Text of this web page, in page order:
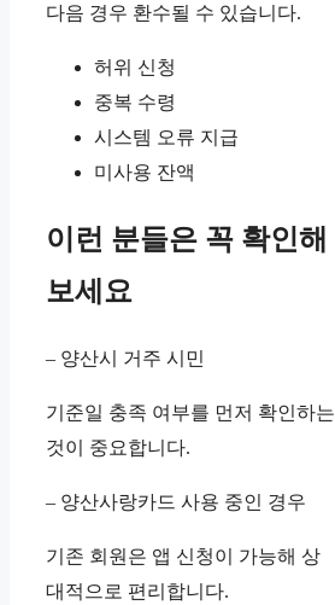
다음 경우 환수될 수 있습니다.
허위 신청
중복 수령
시스템 오류 지급
미사용 잔액
이런 분들은 꼭 확인해
보세요
– 양산시 거주 시민
기준일 충족 여부를 먼저 확인하는
것이 중요합니다.
– 양산사랑카드 사용 중인 경우
기존 회원은 앱 신청이 가능해 상
대적으로 편리합니다.